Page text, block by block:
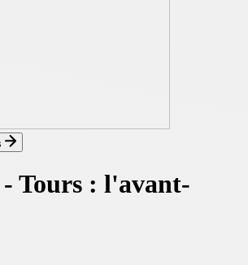
Tours : l'avant-